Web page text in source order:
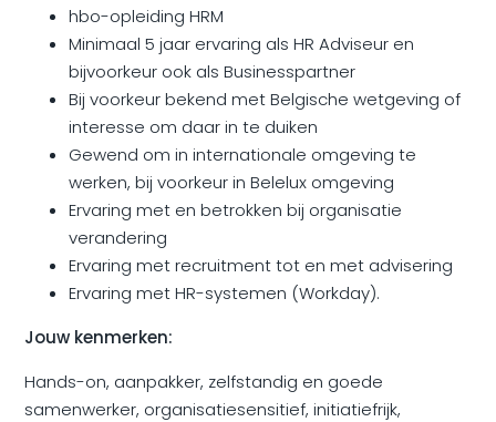
hbo-opleiding HRM
Minimaal 5 jaar ervaring als HR Adviseur en
bijvoorkeur ook als Businesspartner
Bij voorkeur bekend met Belgische wetgeving of
interesse om daar in te duiken
Gewend om in internationale omgeving te
werken, bij voorkeur in Belelux omgeving
Ervaring met en betrokken bij organisatie
verandering
Ervaring met recruitment tot en met advisering
Ervaring met HR-systemen (Workday).
Jouw kenmerken:
Hands-on, aanpakker, zelfstandig en goede
samenwerker, organisatiesensitief, initiatiefrijk,